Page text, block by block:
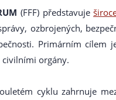
(FFF) představuje
ozbrojených,
Primárním cílem
orgány.
cyklu zahrnuje